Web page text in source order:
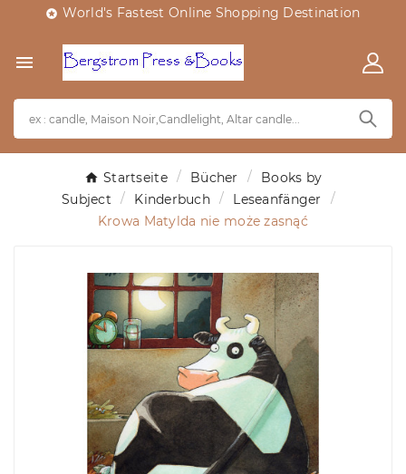
 World's Fastest Online Shopping Destination

Startseite Bücher
Books by
Subject
Kinderbuch
Leseanfänger
Krowa Matylda nie może zasnąć